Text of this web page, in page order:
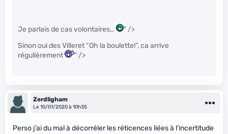
Je parlais de cas volontaires…
" />
Sinon oui des Villeret “Oh la boulette!”, ca arrive
régulièrement
" />
Zerdligham
Le 10/01/2020 à 10h35
Perso j’ai du mal à décorréler les réticences liées à l’incertitude